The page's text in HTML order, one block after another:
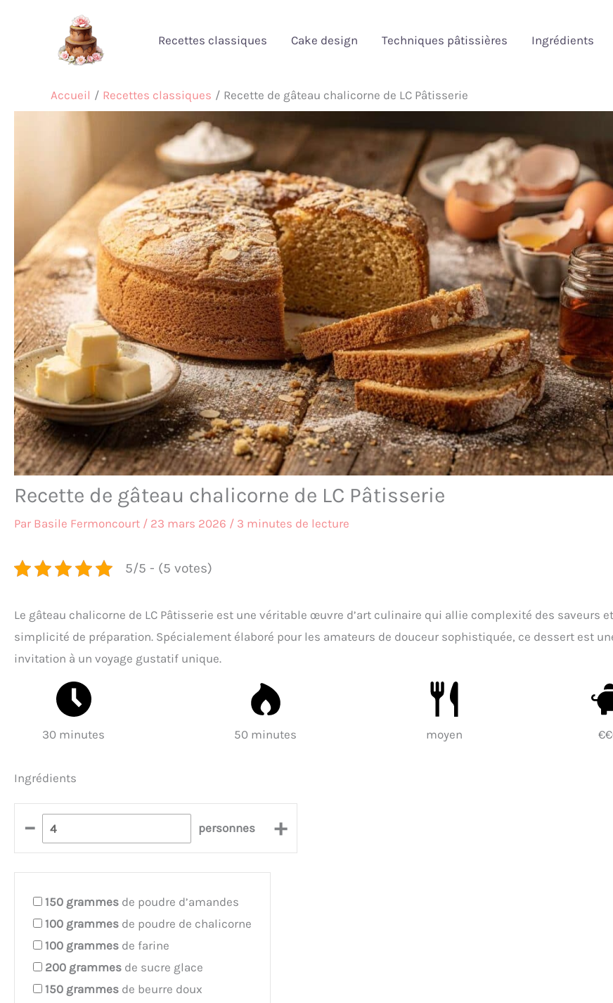
Recettes classiques Cake design Techniques pâtissières Ingrédients
Accueil Recettes classiques Recette de gâteau chalicorne de LC Pâtisserie
Recette de gâteau chalicorne de LC Pâtisserie
Par Basile Fermoncourt / 23 mars 2026 / 3 minutes de lecture
5/5 - (5 votes)
Le gâteau chalicorne de LC Pâtisserie est une véritable œuvre d’art culinaire qui allie complexité des saveurs et
simplicité de préparation. Spécialement élaboré pour les amateurs de douceur sophistiquée, ce dessert est
invitation à un voyage gustatif unique.
30 minutes 50 minutes moyen
Ingrédients
– personnes +
150 grammes de poudre d’amandes
100 grammes de poudre de chalicorne
100 grammes de farine
200 grammes de sucre glace
150 grammes de beurre doux